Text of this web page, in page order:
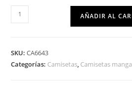
AÑADIR AL
SKU:CA6643
Categorías: Camisetas, Camisetas